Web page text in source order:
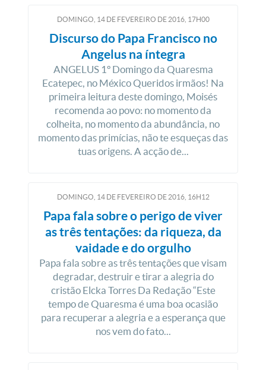
DOMINGO, 14DEFEVEREIRO DE2016, 17H00
Discurso do Papa Francisco no
Angelus na íntegra
ANGELUS 1º Domingo da Quaresma
Ecatepec, no México Queridos irmãos! Na
primeira leitura deste domingo, Moisés
recomenda ao povo: no momento da
colheita, no momento da abundância, no
momento das primícias, não te esqueças das
tuas origens. A acção de...
DOMINGO, 14DEFEVEREIRO DE2016, 16H12
Papa fala sobre o perigo de viver
as três tentações: da riqueza, da
vaidade e do orgulho
Papa fala sobre as três tentações que visam
degradar, destruir e tirar a alegria do
cristão Elcka Torres Da Redação “Este
tempo de Quaresma é uma boa ocasião
para recuperar a alegria e a esperança que
nos vem do fato...